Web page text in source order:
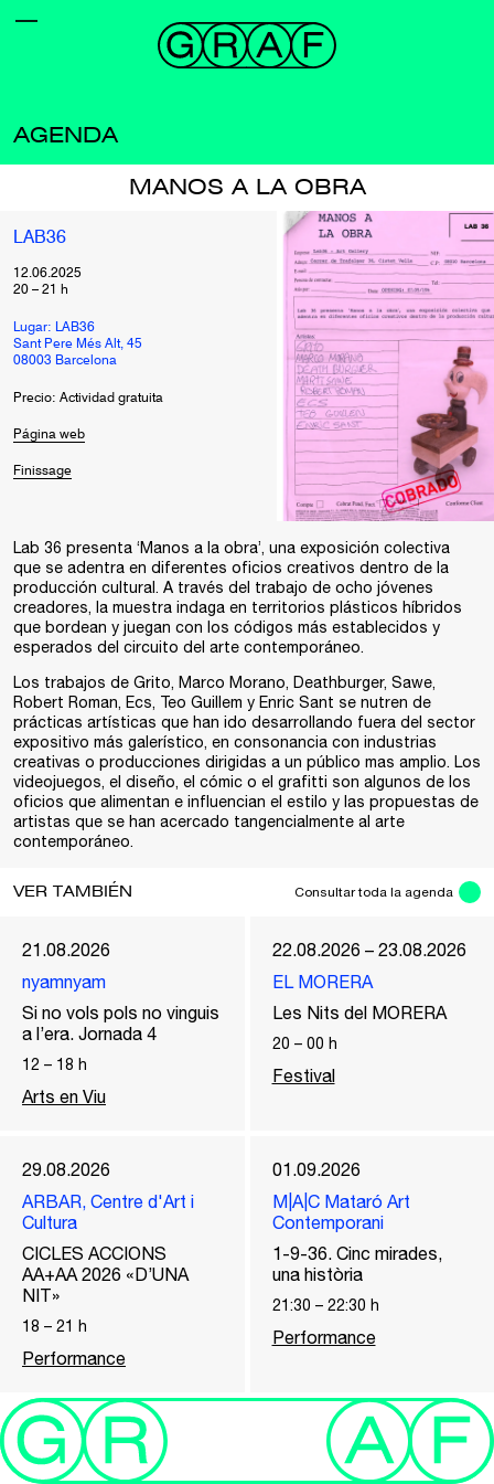
AGENDA
MANOS A LA OBRA
LAB36
12.06.2025
20 – 21 h
Lugar: LAB36
Sant Pere Més Alt, 45
08003 Barcelona
Precio: Actividad gratuita
Página web
Finissage
Lab 36 presenta ‘Manos a la obra’, una exposición colectiva
que se adentra en diferentes oficios creativos dentro de la
producción cultural. A través del trabajo de ocho jóvenes
creadores, la muestra indaga en territorios plásticos híbridos
que bordean y juegan con los códigos más establecidos y
esperados del circuito del arte contemporáneo.
Los trabajos de Grito, Marco Morano, Deathburger, Sawe,
Robert Roman, Ecs, Teo Guillem y Enric Sant se nutren de
prácticas artísticas que han ido desarrollando fuera del sector
expositivo más galerístico, en consonancia con industrias
creativas o producciones dirigidas a un público mas amplio. Los
videojuegos, el diseño, el cómic o el grafitti son algunos de los
oficios que alimentan e influencian el estilo y las propuestas de
artistas que se han acercado tangencialmente al arte
contemporáneo.
VER TAMBIÉN Consultar toda la agenda
21.08.2026
nyamnyam
Si no vols pols no vinguis
a l’era. Jornada 4
12 – 18 h
Arts en Viu
22.08.2026 – 23.08.2026
EL MORERA
Les Nits del MORERA
20 – 00 h
Festival
29.08.2026
ARBAR, Centre d'Art i
Cultura
CICLES ACCIONS
AA+AA 2026 «D’UNA
NIT»
18 – 21 h
Performance
01.09.2026
M|A|C Mataró Art
Contemporani
1-9-36. Cinc mirades,
una història
21:30 – 22:30 h
Performance